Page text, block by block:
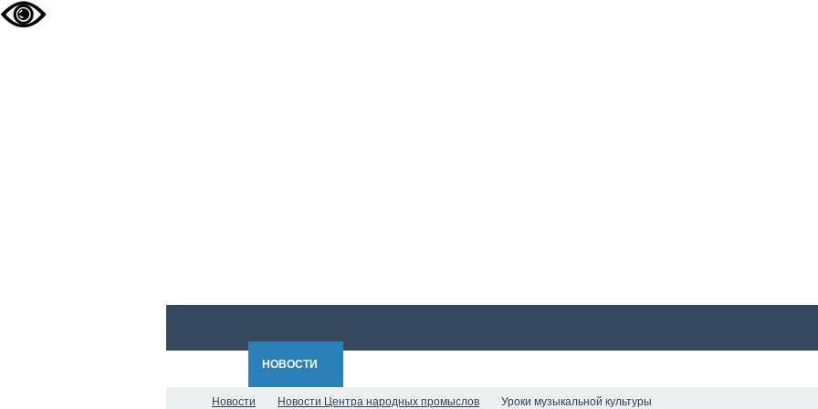
НОВОСТИ
Новости Новости Центра народных промыслов Уроки музыкальной культуры